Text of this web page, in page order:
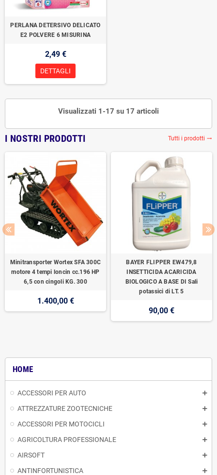
HOME
ACCESSORI PER AUTO
ATTREZZATURE ZOOTECNICHE
ACCESSORI PER MOTOCICLI
AGRICOLTURA PROFESSIONALE
AIRSOFT
ANTINFORTUNISTICA
PERLANA DETERSIVO DELICATO
E2 POLVERE 6 MISURINA
2,49 €
DETTAGLI
Visualizzati 1-17 su 17 articoli
I NOSTRI PRODOTTI Tutti i prodotti trending_flat
Minitransporter Wortex SFA 300C
motore 4 tempi loncin cc.196 HP
6,5 con cingoli KG. 300
1.400,00 €
BAYER FLIPPER EW479,8
INSETTICIDA ACARICIDA
BIOLOGICO A BASE DI Sali
potassici di LT. 5
90,00 €